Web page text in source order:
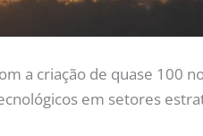
a criação de quase 100
em setores